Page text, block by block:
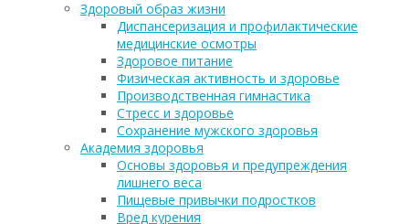
Здоровый образ жизни
Диспансеризация и профилактические
медицинские осмотры
Здоровое питание
Физическая активность и здоровье
Производственная гимнастика
Стресс и здоровье
Сохранение мужского здоровья
Академия здоровья
Основы здоровья и предупреждения
лишнего веса
Пищевые привычки подростков
Вред курения